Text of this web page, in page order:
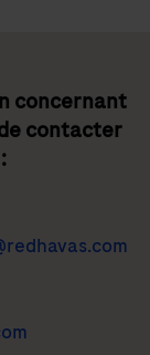
concernant
contacter